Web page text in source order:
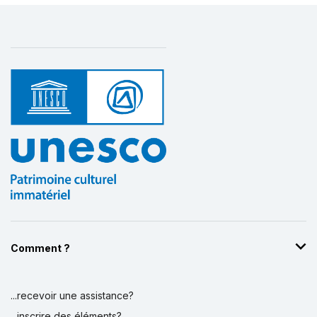
Comment ?
...recevoir une assistance?